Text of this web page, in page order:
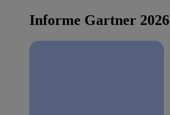
Informe Gartner 2026